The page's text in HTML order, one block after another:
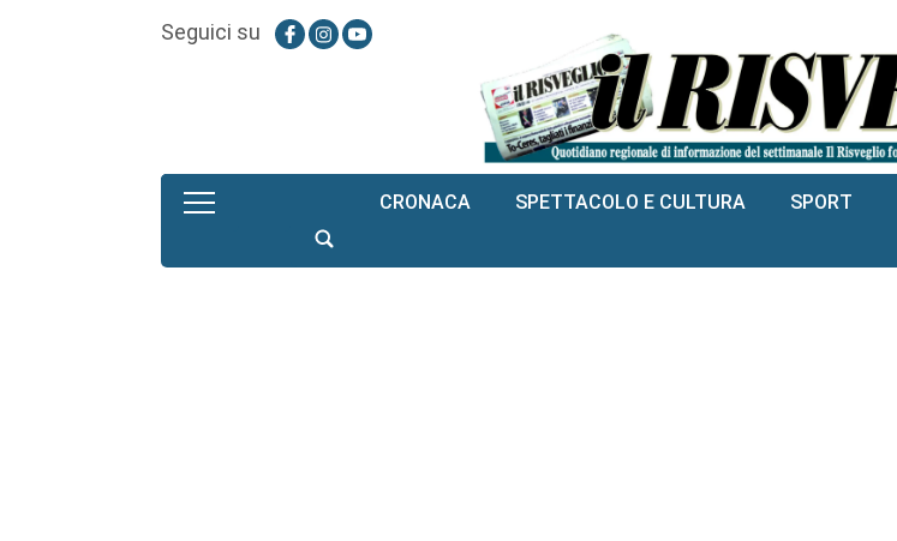
Seguici su
CRONACA SPETTACOLO E CULTURA SPORT